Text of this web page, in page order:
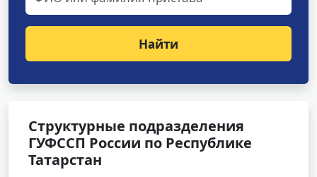
Найти
Структурные подразделения
ГУФССП России по Республике
Татарстан